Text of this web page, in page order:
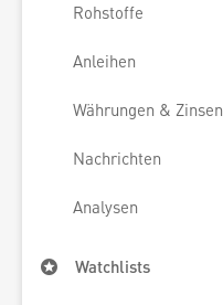
Rohstoffe
Anleihen
Währungen & Zinsen
Nachrichten
Analysen
Watchlists